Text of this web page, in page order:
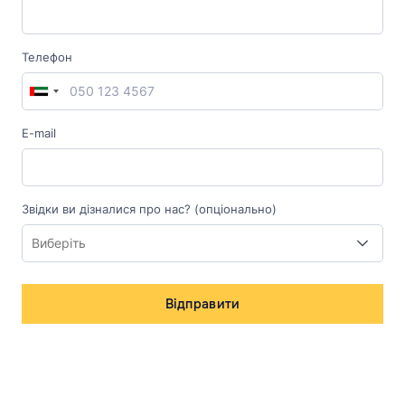
Телефон
E-mail
Звідки ви дізналися про нас? (опціонально)
Відправити